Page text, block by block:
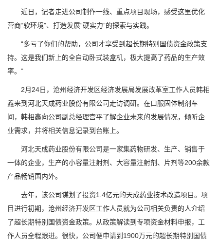
近日，记者走进公司制作一线、重点项目现场，感受这里优化
营商“软环境”、打造发展“硬实力”的探索与实践。
“多亏了你们的帮助，公司才享受到超长期特别国债资金政策支
持。这是我们新上的全自动卧式装盒机，极大提高了药品的生产效
率。”
2月24日，沧州经济开发区经济发展局发展改革室工作人员韩相
鑫来到河北天成药业股份有限公司走访调研。在口服固体制剂车
间，韩相鑫向公司副总经理宫平了解企业未来的发展情况，倾听企
业需求，并将相关信息记录到台账上。
河北天成药业股份有限公司是一家集药物研发、生产、销售于
一体的企业，生产的小容量注射剂、大容量注射剂、片剂等200余款
产品畅销国内外。
去年，该公司谋划了投资1.4亿元的天成药业技术改造项目。项
目进行初期，沧州经济开发区工作人员就为公司相关负责的人介绍
了超长期特别国债资金政策。从政策解读到专项资金材料申报，工
作人员全程跟进。很快，公司便申请到1900万元的超长期特别国债